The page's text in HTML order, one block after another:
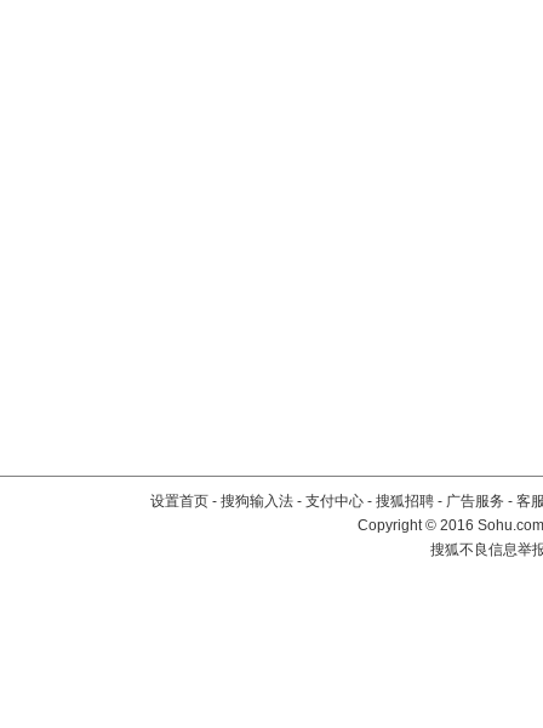
设置首页 - 搜狗输入法 - 支付中心 - 搜狐招聘 - 广告服务 - 客
Copyright©2016
搜狐不良信息举